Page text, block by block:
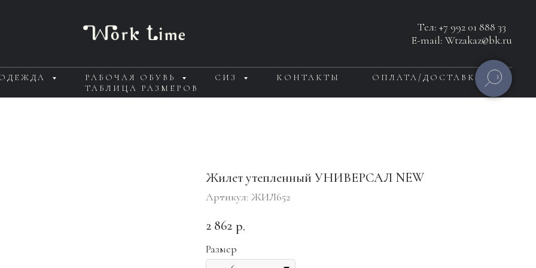
Тел: +7 992 01 888 33
E-mail: Wtzakaz@bk.ru
РАБОЧАЯ ОБУВЬ СИЗ КОНТАКТЫ
ОПЛАТА/ДОСТАВКА
ТАБЛИЦА РАЗМЕРОВ
Жилет утепленный УНИВЕРСАЛ NEW
Артикул: ЖИЛ652
2 862 р.
Размер